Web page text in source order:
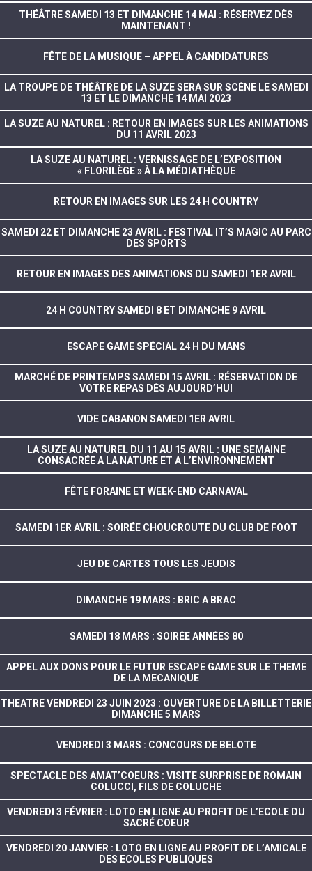
THÉÂTRE SAMEDI 13 ET DIMANCHE 14 MAI : RÉSERVEZ DÈS
MAINTENANT !
FÊTE DE LA MUSIQUE – APPEL À CANDIDATURES
LA TROUPE DE THÉÂTRE DE LA SUZE SERA SUR SCÈNE LE SAMEDI
13 ET LE DIMANCHE 14 MAI 2023
LA SUZE AU NATUREL : RETOUR EN IMAGES SUR LES ANIMATIONS
DU 11 AVRIL 2023
LA SUZE AU NATUREL : VERNISSAGE DE L’EXPOSITION
« FLORILÈGE » À LA MÉDIATHÈQUE
RETOUR EN IMAGES SUR LES 24 H COUNTRY
SAMEDI 22 ET DIMANCHE 23 AVRIL : FESTIVAL IT’S MAGIC AU PARC
DES SPORTS
RETOUR EN IMAGES DES ANIMATIONS DU SAMEDI 1ER AVRIL
24 H COUNTRY SAMEDI 8 ET DIMANCHE 9 AVRIL
ESCAPE GAME SPÉCIAL 24 H DU MANS
MARCHÉ DE PRINTEMPS SAMEDI 15 AVRIL : RÉSERVATION DE
VOTRE REPAS DÈS AUJOURD’HUI
VIDE CABANON SAMEDI 1ER AVRIL
LA SUZE AU NATUREL DU 11 AU 15 AVRIL : UNE SEMAINE
CONSACRÉE A LA NATURE ET A L’ENVIRONNEMENT
FÊTE FORAINE ET WEEK-END CARNAVAL
SAMEDI 1ER AVRIL : SOIRÉE CHOUCROUTE DU CLUB DE FOOT
JEU DE CARTES TOUS LES JEUDIS
DIMANCHE 19 MARS : BRIC A BRAC
SAMEDI 18 MARS : SOIRÉE ANNÉES 80
APPEL AUX DONS POUR LE FUTUR ESCAPE GAME SUR LE THEME
DE LA MECANIQUE
THEATRE VENDREDI 23 JUIN 2023 : OUVERTURE DE LA BILLETTERIE
DIMANCHE 5 MARS
VENDREDI 3 MARS : CONCOURS DE BELOTE
SPECTACLE DES AMAT’COEURS : VISITE SURPRISE DE ROMAIN
COLUCCI, FILS DE COLUCHE
VENDREDI 3 FÉVRIER : LOTO EN LIGNE AU PROFIT DE L’ECOLE DU
SACRÉ COEUR
VENDREDI 20 JANVIER : LOTO EN LIGNE AU PROFIT DE L’AMICALE
DES ECOLES PUBLIQUES